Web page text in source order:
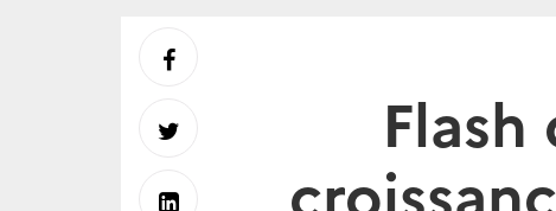
Partager
sur
Partager
sur
Partager